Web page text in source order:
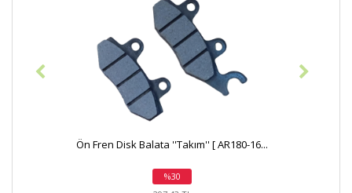
Ön Fren Disk Balata ''Takım'' [ AR180-16...
%30
indirim